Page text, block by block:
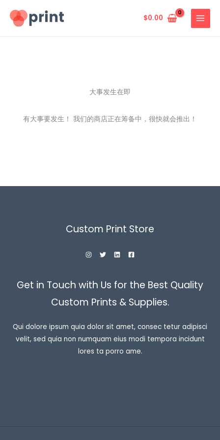
$0.00
大事发生在即
有大事要发生！ 我们的商店正在筹备中，很快就会推出！
Custom Print Store
Get in Touch with Us for the Best Quality
Custom Prints & Supplies.
Qui dolore ipsum quia dolor sit amet, consec tetur adipisci
velit, sed quia non numquam eius modi tempora incidunt
lores ta porro ame.